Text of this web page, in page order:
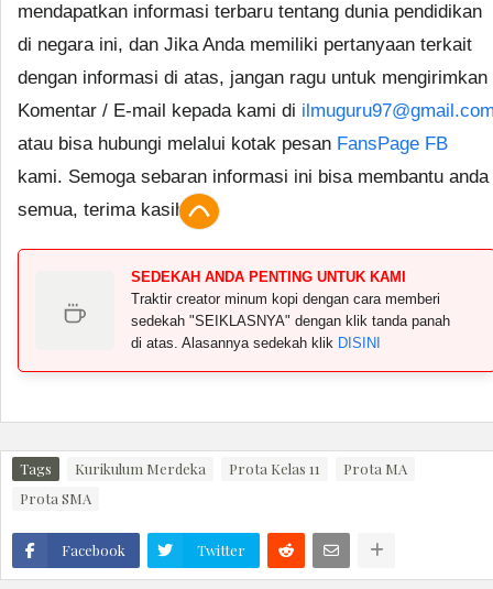
mendapatkan informasi terbaru tentang dunia pendidikan
di negara ini, dan Jika Anda memiliki pertanyaan terkait
dengan informasi di atas, jangan ragu untuk mengirimkan
Komentar / E-mail kepada kami di
atau bisa hubungi melalui kotak pesan FansPage FB
kami. Semoga sebaran informasi ini bisa membantu anda
semua, terima kasih.
SEDEKAH ANDA PENTING UNTUK KAMI
Traktir creator minum kopi dengan cara memberi
sedekah "SEIKLASNYA" dengan klik tanda panah
di atas. Alasannya sedekah klik DISINI
Tags Kurikulum Merdeka Prota Kelas 11
Prota MA
Prota SMA
Facebook Twitter